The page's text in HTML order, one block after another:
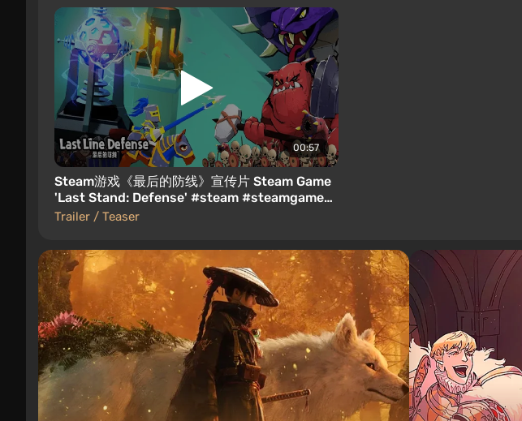
00:57
Steam游戏《最后的防线》宣传片 Steam Game
'Last Stand: Defense' #steam #steamgame
#roguelike #defence
Trailer / Teaser